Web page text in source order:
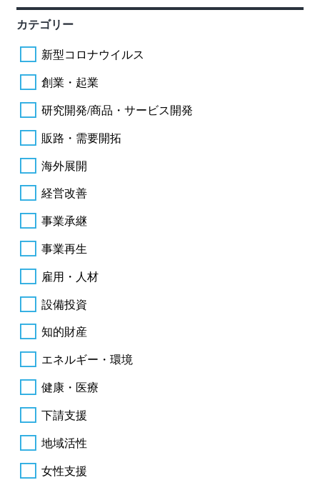
カテゴリー
新型コロナウイルス
創業・起業
研究開発/商品・サービス開発
販路・需要開拓
海外展開
経営改善
事業承継
事業再生
雇用・人材
設備投資
知的財産
エネルギー・環境
健康・医療
下請支援
地域活性
女性支援